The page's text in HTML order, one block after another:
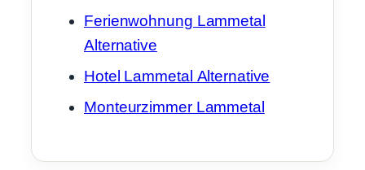
Ferienwohnung Lammetal
Alternative
Hotel Lammetal Alternative
Monteurzimmer Lammetal